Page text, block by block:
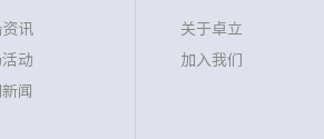
讯
动
闻
关于卓立
加入我们